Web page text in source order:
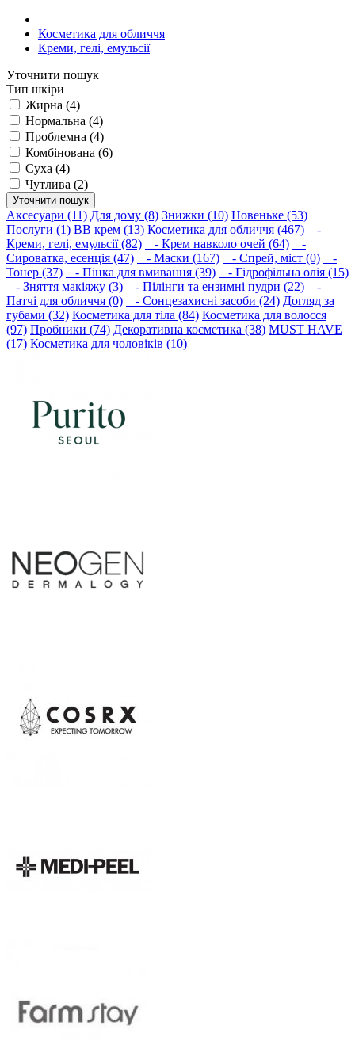
Косметика для обличчя
Креми, гелі, емульсії
Уточнити пошук
Тип шкіри
Жирна (4)
Нормальна (4)
Проблемна (4)
Комбінована (6)
Суха (4)
Чутлива (2)
Уточнити пошук
Аксесуари (11) Для дому (8) Знижки (10) Новеньке (53)
Послуги (1) BB крем (13) Косметика для обличчя (467)
-
Креми, гелі, емульсії (82)
- Крем навколо очей (64)
-
Сироватка, есенція (47)
- Маски (167) - Спрей, міст (0)
-
Тонер (37)
- Пінка для вмивання (39)
- Гідрофільна олія (15)
- Зняття макіяжу (3)
- Пілінги та ензимні пудри (22)
-
Патчі для обличчя (0)
- Сонцезахисні засоби (24) Догляд за
губами (32) Косметика для тіла (84) Косметика для волосся
(97) Пробники (74) Декоративна косметика (38) MUST HAVE
(17) Косметика для чоловіків (10)